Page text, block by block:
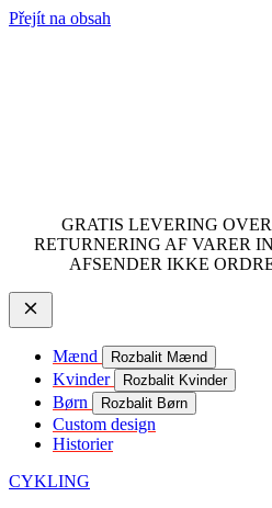
Přejít na obsah
GRATIS LEVERING
RETURNERING AF VARER
AFSENDER IKKE
Mænd Rozbalit Mænd
Kvinder Rozbalit Kvinder
Børn Rozbalit Børn
Custom design
Historier
CYKLING